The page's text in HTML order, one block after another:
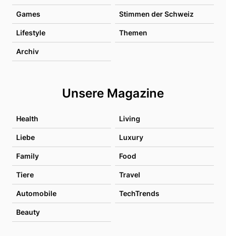
Games Stimmen der Schweiz
Lifestyle Themen
Archiv
Unsere Magazine
Health Living
Liebe Luxury
Family Food
Tiere Travel
Automobile TechTrends
Beauty